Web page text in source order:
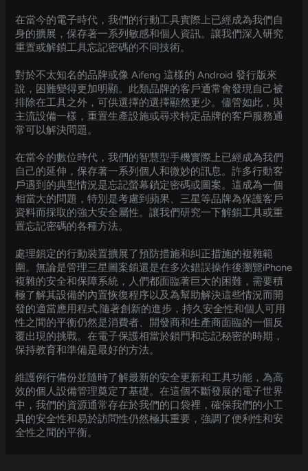
在當今的電子時代，我們的行動工具實際上已經成為我們自
身的擴展，保存著一系列敏感和個人資訊。讓我們深入研究
重置或解鎖工具忘記密碼的不同技術。
對於不太知名的品牌或像 Aifeng 這樣的 Android 發行版來
說，困難變得更加明顯。此類品牌的客戶通常會發現自己被
排除在工具之外，可供選擇的選擇顯然更少。儘管如此，與
主流設備一樣，重置生產設施或尋求特定品牌的客戶服務通
常可以解決問題。
在當今的數位時代，我們的智慧型手機實際上已經成為我們
自己的延伸，保存著一系列個人和微妙的訊息。許多行動客
戶遇到的典型情況是忘記螢幕鎖定密碼或圖案。這成為一個
相當大的問題，特別是考慮到蘋果、三星等品牌為保護客戶
資料而採取的強大安全屬性。讓我們研究一下解鎖工具或重
置忘記密碼的各種方法。
處理鎖定的行動裝置擴展了預防措施和糾正措施的複雜範
圍。無論是管理三星圖案鎖還是在多次錯誤操作後瀏覽iPhone
複雜的安全和保障系統，人們都面臨著巨大的困難，需要積
極了解其設備的內置恢復程序以及為幫助解決這些情況而開
發的適當應用程式.隨著創新的進步，持久安全性和個人可用
性之間的平衡仍然是消費者、開發商和生產商面臨的一個反
覆出現的挑戰。在電子保護相當於鎖門和忘記秘密的時期，
保持教育和準備是最好的方法。
維護例行備份並隨時了解最新的安全更新和工具功能，為高
效的個人設備管理奠定了基礎。在這個不斷發展的電子世界
中，我們的資源通常存在於我們的口袋裡，確保我們的小工
具的安全性和易於訪問性仍然極其重要，強調了便利性和安
全性之間的平衡。